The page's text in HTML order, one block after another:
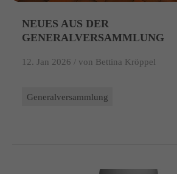
NEUES AUS DER
GENERALVERSAMMLUNG
12. Jan 2026 / von Bettina Kröppel
Generalversammlung